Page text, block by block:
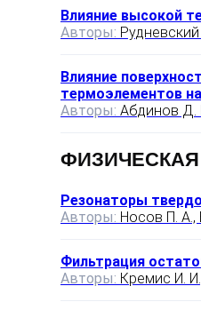
Влияние высокой
Авторы:
Влияние
термоэлементов
Авторы: Абдинов Д.
Резонаторы
Авторы: Носов П. А.,
Фильтрация
Авторы: Кремис И.